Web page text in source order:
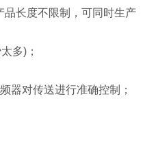
长度不限制，可同时生产
多)；
对传送进行准确控制；